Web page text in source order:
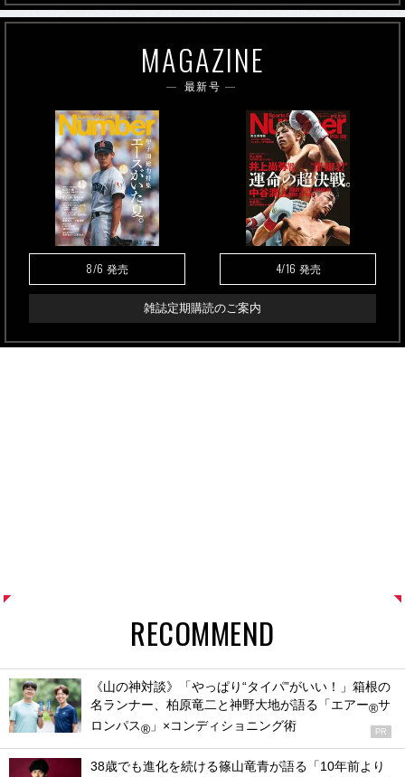
MAGAZINE
最新号
8/6 発売 4/16 発売
雑誌定期購読のご案内
RECOMMEND
《山の神対談》「やっぱり“タイパ”がいい！」箱根の
名ランナー、柏原竜二と神野大地が語る「エアー®サ
ロンパス® 」×コンディショニング術 PR
38歳でも進化を続ける篠山竜青が語る「10年前より